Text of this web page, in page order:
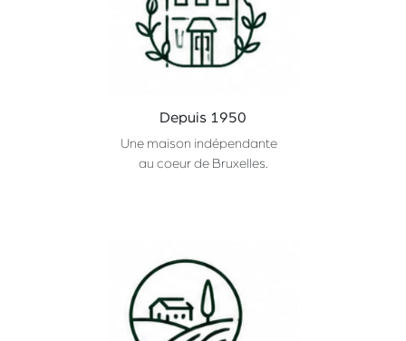
Depuis 1950
Une maison indépendante
au coeur de Bruxelles.